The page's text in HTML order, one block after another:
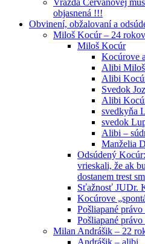
objasnená !!!
Obvinení, obžalovaní a
Miloš Kocúr – 24
Miloš Kocúr
Kocúrove
Alibi
Alibi
Svedok
Alibi
svedkyňa
svedok
Alibi –
Manželia
Odsúdený
vrieskali, že ak
dostanem trest
Sťažnosť JUDr.
Kocúrove
Pošliapané
Pošliapané
Milan Andrášik – 22
Andrášik – alibi